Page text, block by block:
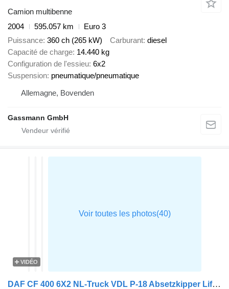
Camion multibenne
2004
595.057 km
Euro 3
Puissance 360 ch (265 kW) Carburant diesel
Capacité de charge 14.440 kg
Configuration de l'essieu 6x2
Suspension pneumatique/pneumatique
Allemagne, Bovenden
Gassmann GmbH
VIDÉO
DAF CF 400 6X2 NL-Truck VDL P-18 Absetzkipper Lift-Asche Automatic E